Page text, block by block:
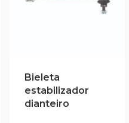
Bieleta
estabilizador
dianteiro